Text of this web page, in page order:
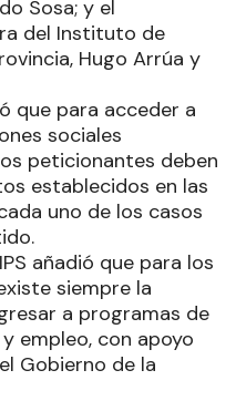
Sosa; y el
del Instituto de
Hugo Arrúa y
que para acceder a
sociales
peticionantes deben
establecidos en las
uno de los casos
añadió que para los
siempre la
a programas de
empleo, con apoyo
Gobierno de la